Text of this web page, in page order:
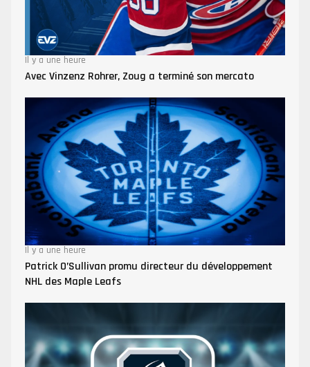
Il y a une heure
Avec Vinzenz Rohrer, Zoug a terminé son mercato
Il y a une heure
Patrick O’Sullivan promu directeur du développement
NHL des Maple Leafs